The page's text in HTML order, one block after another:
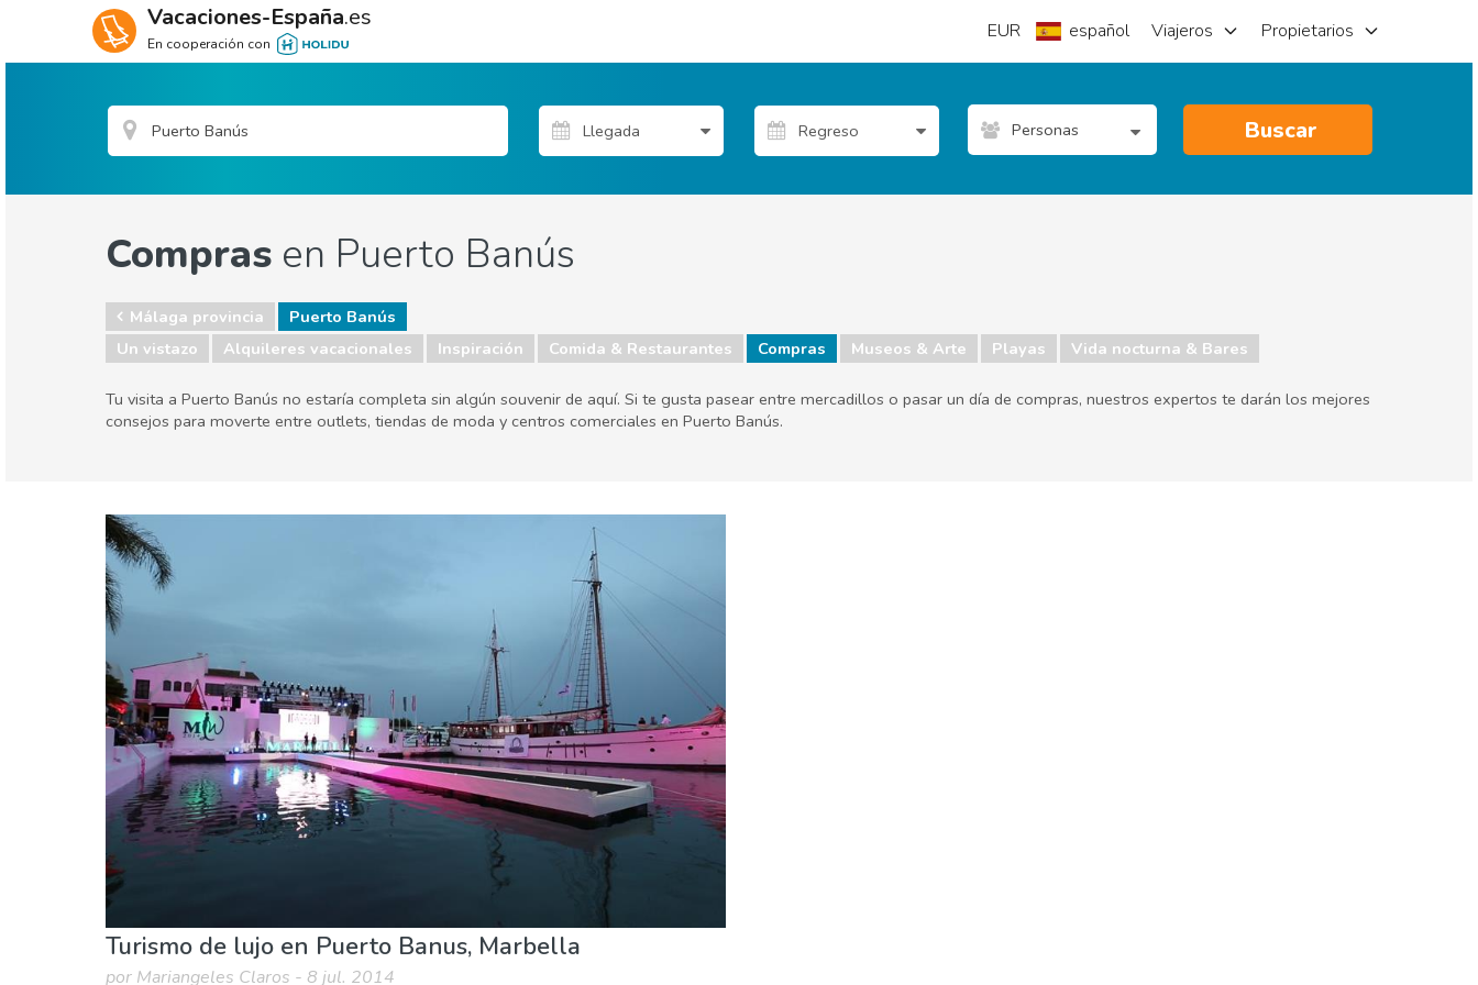
Vacaciones-España.es
En cooperación con
EUR español Viajeros Propietarios
Personas Buscar
Compras en Puerto Banús
Málaga provincia
Puerto Banús
Un vistazo
Alquileres vacacionales Inspiración Comida & Restaurantes Compras Museos & Arte Playas Vida nocturna & Bares
Tu visita a Puerto Banús no estaría completa sin algún souvenir de aquí. Si te gusta pasear entre mercadillos o pasar un día de compras, nuestros expertos te darán los mejores
consejos para moverte entre outlets, tiendas de moda y centros comerciales en Puerto Banús.
Comida & Restaurantes
Playas
Turismo de lujo en Puerto Banus, Marbella
por Mariangeles Claros - 8 jul. 2014